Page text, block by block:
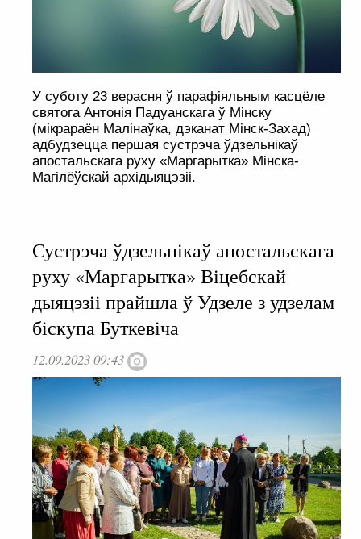
У суботу 23 верасня ў парафіяльным касцёле
святога Антонія Падуанскага ў Мінску
(мікрараён Малінаўка, дэканат Мінск-Захад)
адбудзецца першая сустрэча ўдзельнікаў
апостальскага руху «Маргарытка» Мінска-
Магілёўскай архідыяцэзіі.
Сустрэча ўдзельнікаў апостальскага
руху «Маргарытка» Віцебскай
дыяцэзіі прайшла ў Удзеле з удзелам
біскупа Буткевіча
12.09.2023 09:43